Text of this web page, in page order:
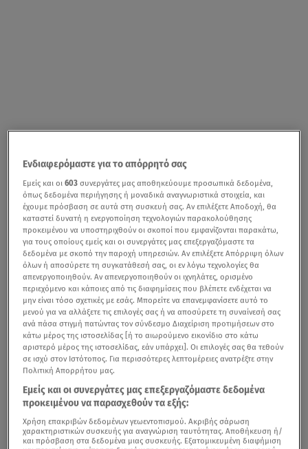
Ενδιαφερόμαστε για το απόρρητό σας
Εμείς και οι603 συνεργάτες μας αποθηκεύουμε προσωπικά δεδομένα,
όπως δεδομένα περιήγησης ή μοναδικά αναγνωριστικά στοιχεία, και
έχουμε πρόσβαση σε αυτά στη συσκευή σας. Αν επιλέξετε Αποδοχή, θα
καταστεί δυνατή η ενεργοποίηση τεχνολογιών παρακολούθησης
προκειμένου να υποστηριχθούν οι σκοποί που εμφανίζονται παρακάτω,
για τους οποίους εμείς και οι συνεργάτες μας επεξεργαζόμαστε τα
δεδομένα με σκοπό την παροχή υπηρεσιών. Αν επιλέξετε Απόρριψη όλων
όλων ή αποσύρετε τη συγκατάθεσή σας, οι εν λόγω τεχνολογίες θα
απενεργοποιηθούν. Αν απενεργοποιηθούν οι ιχνηλάτες, ορισμένο
περιεχόμενο και κάποιες από τις διαφημίσεις που βλέπετε ενδέχεται να
μην είναι τόσο σχετικές με εσάς. Μπορείτε να επανεμφανίσετε αυτό το
μενού για να αλλάξετε τις επιλογές σας ή να αποσύρετε τη συναίνεσή σας
ανά πάσα στιγμή πατώντας τον σύνδεσμο Διαχείριση προτιμήσεων στο
κάτω μέρος της ιστοσελίδας [ή το αιωρούμενο εικονίδιο στο κάτω
αριστερό μέρος της ιστοσελίδας, εάν υπάρχει]. Οι επιλογές σας θα τεθούν
σε ισχύ στον Ιστότοπος. Για περισσότερες λεπτομέρειες ανατρέξτε στην
Πολιτική Απορρήτου μας.
Εμείς και οι συνεργάτες μας επεξεργαζόμαστε δεδομένα
προκειμένου να παρασχεθούν τα εξής:
Χρήση επακριβών δεδομένων γεωεντοπισμού. Ακριβής σάρωση
χαρακτηριστικών συσκευής για αναγνώριση ταυτότητας. Αποθήκευση ή/
και πρόσβαση στα δεδομένα μιας συσκευής. Εξατομικευμένη διαφήμιση